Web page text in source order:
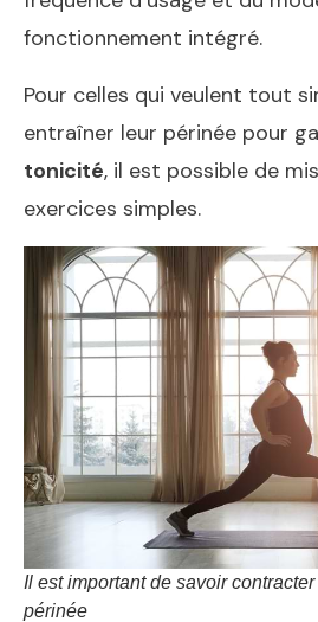
fonctionnement intégré.
Pour celles qui veulent tout
entraîner leur périnée pour
tonicité, il est possible de
exercices simples.
Il est important de savoir
périnée